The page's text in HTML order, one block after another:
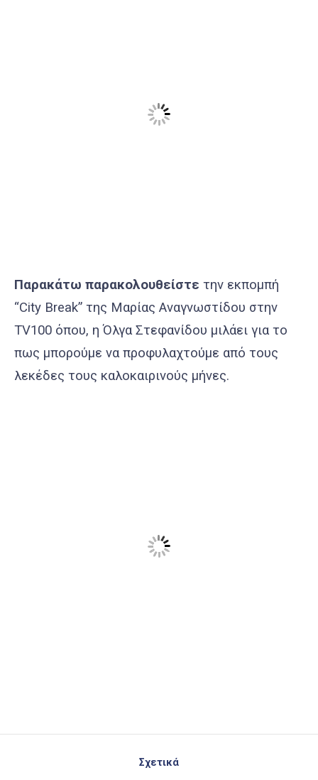
Παρακάτω παρακολουθείστε την εκπομπή
“City Break” της Μαρίας Αναγνωστίδου στην
TV100 όπου, η Όλγα Στεφανίδου μιλάει για το
πως μπορούμε να προφυλαχτούμε από τους
λεκέδες τους καλοκαιρινούς μήνες.
Σχετικά